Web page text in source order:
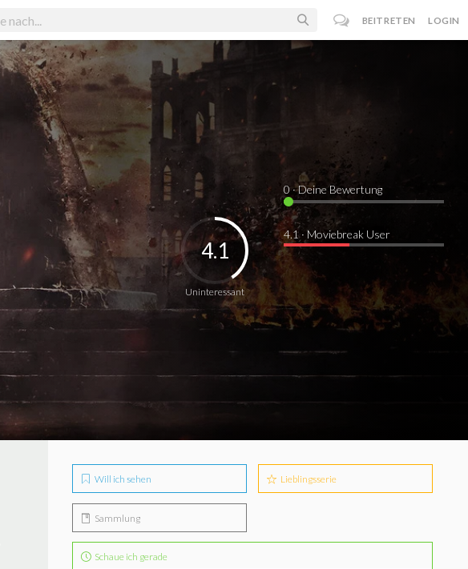
BEITRETEN LOGIN
Uninteressant
4.1
0· Deine Bewertung
4.1 · Moviebreak User
Will ich sehen Lieblingsserie
Sammlung
Schaue ich gerade